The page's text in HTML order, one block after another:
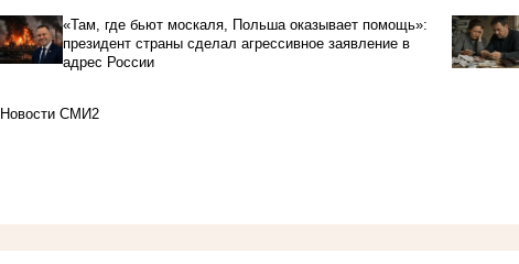
«Там, где бьют москаля, Польша оказывает помощь»:
президент страны сделал агрессивное заявление в
адрес России
Новости СМИ2